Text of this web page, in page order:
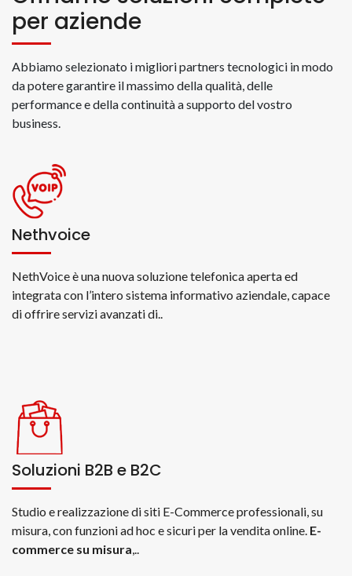
per aziende
Abbiamo selezionato i migliori partners tecnologici in modo
da potere garantire il massimo della qualità, delle
performance e della continuità a supporto del vostro
business.
Nethvoice
NethVoice è una nuova soluzione telefonica aperta ed
integrata con l’intero sistema informativo aziendale, capace
di offrire servizi avanzati di..
Soluzioni B2B e B2C
Studio e realizzazione di siti E-Commerce professionali, su
misura, con funzioni ad hoc e sicuri per la vendita online. E-
commerce su misura,..